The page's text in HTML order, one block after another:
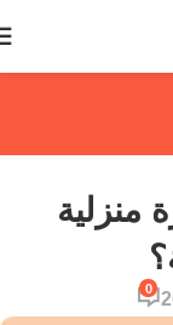
منزلية
0